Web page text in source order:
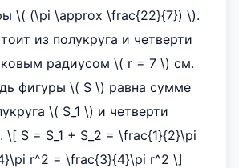
\( (\pi \approx \frac{22}{7}) \).
из полукруга и четверти
радиусом \( r = 7 \) см.
фигуры \( S \) равна сумме
\( S_1 \) и четверти
\[ S = S_1 + S_2 = \frac{1}{2}\pi
r^2 = \frac{3}{4}\pi r^2 \]